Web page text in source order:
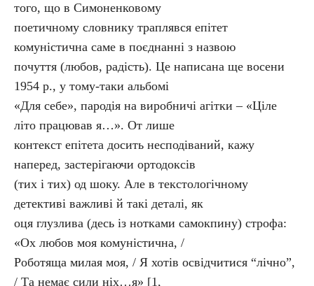
того, що в Симоненковому
поетичному словнику траплявся епітет
комуністична саме в поєднанні з назвою
почуття (любов, радість). Це написана ще восени
1954 р., у тому-таки альбомі
«Для себе», пародія на виробничі агітки – «Ціле
літо працював я…». От лише
контекст епітета досить несподіваний, кажу
наперед, застерігаючи ортодоксів
(тих і тих) од шоку. Але в текстологічному
детективі важливі й такі деталі, як
оця глузлива (десь із нотками самокпину) строфа:
«Ох любов моя комуністична, /
Роботяща милая моя, / Я хотів освідчитися “лічно”,
/ Та немає сили ніх…я» [1,